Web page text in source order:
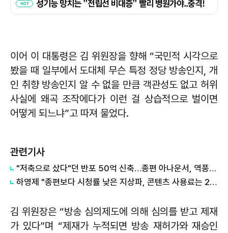
이어 이 대통령은 김 위원장을 향해 “국민적 시각으로
봤을 때 일부에서 도대체 무슨 특정 정당 방송인지, 개
인 취향 방송인지 알 수 없을 만큼 객관성도 없고 허위
사실에 왜곡 조작에다가 이런 걸 상습적으로 벌이면
어떻게 되느냐”고 따져 물었다.
관련기사
"저축으로 샀다"던 반포 50억 신축…종편 아나운서, 역풍 맞은 이유
하영제 "종편보다 시청률 낮은 지상파, 콘텐츠 사용료는 2배 이상"
김 위원장은 “방송 심의제도에 의해 심의를 받고 제재
가 있다”며 “제재가 누적되면 방송 재허가와 재승인